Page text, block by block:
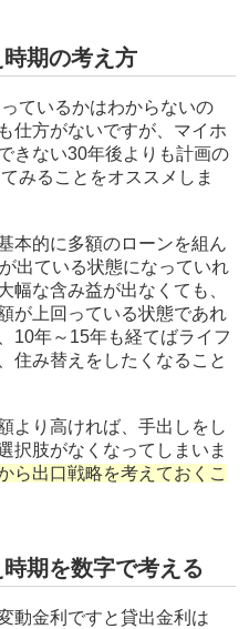
期の考え方
ているかはわからないの
仕方がないですが、マイホ
きない30年後よりも計画の
みることをオススメしま
本的に多額のローンを組ん
出ている状態になっていれ
幅な含み益が出なくても、
が上回っている状態であれ
10年～15年も経てばライフ
住み替えをしたくなること
より高ければ、手出しをし
択肢がなくなってしまいま
ら出口戦略を考えておくこ
期を数字で考える
動金利ですと貸出金利は